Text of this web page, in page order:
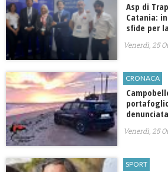
Asp di
Catania:
sfide per
Venerdì, 25
CRONACA
denunciata
Venerdì, 25
SPORT